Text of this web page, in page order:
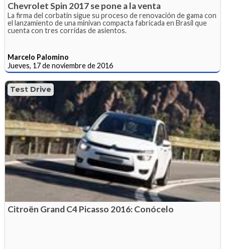
Chevrolet Spin 2017 se pone a la venta
La firma del corbatín sigue su proceso de renovación de gama con
el lanzamiento de una minivan compacta fabricada en Brasil que
cuenta con tres corridas de asientos.
Marcelo Palomino
Jueves, 17 de noviembre de 2016
Test Drive
Citroën Grand C4 Picasso 2016: Conócelo